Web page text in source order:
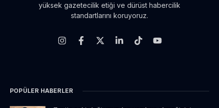
yüksek gazetecilik etiği ve dürüst habercilik
standartlarını koruyoruz.
POPÜLER HABERLER